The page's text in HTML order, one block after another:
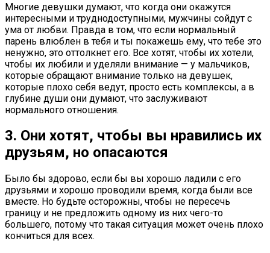
Многие девушки думают, что когда они окажутся
интересными и труднодоступными, мужчины сойдут с
ума от любви. Правда в том, что если нормальный
парень влюблен в тебя и ты покажешь ему, что тебе это
ненужно, это оттолкнет его. Все хотят, чтобы их хотели,
чтобы их любили и уделяли внимание — у мальчиков,
которые обращают внимание только на девушек,
которые плохо себя ведут, просто есть комплексы, а в
глубине души они думают, что заслуживают
нормального отношения.
3. Они хотят, чтобы вы нравились их
друзьям, но опасаются
Было бы здорово, если бы вы хорошо ладили с его
друзьями и хорошо проводили время, когда были все
вместе. Но будьте осторожны, чтобы не пересечь
границу и не предложить одному из них чего-то
большего, потому что такая ситуация может очень плохо
кончиться для всех.